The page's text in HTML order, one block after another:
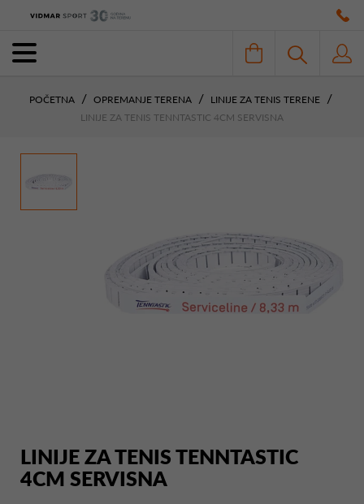
POČETNA OPREMANJE TERENA
LINIJE ZA TENIS TERENE
LINIJE ZA TENIS TENNTASTIC 4CM SERVISNA
LINIJE ZA TENIS TENNTASTIC
4CM SERVISNA